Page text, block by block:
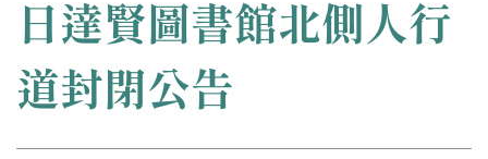
日達賢圖書館北側人行
道封閉公告